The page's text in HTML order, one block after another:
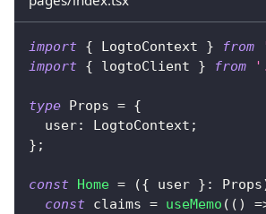
import { LogtoContext } from
import { logtoClient } from
type Props = {
  user
: LogtoContext ;
} ;
const Home = ({ user } : Props
const claims = useMemo ( ( )